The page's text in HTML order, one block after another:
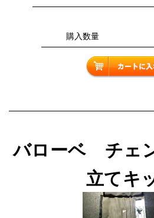
購入数量
バローベ チェ
立てキ